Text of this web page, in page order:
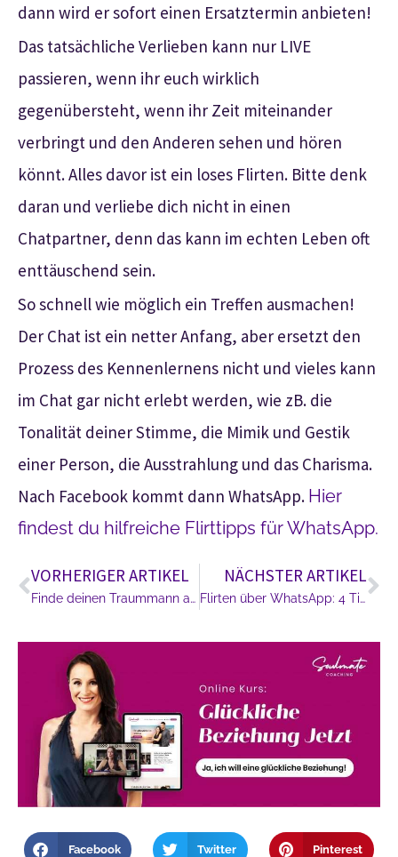
dann wird er sofort einen Ersatztermin anbieten!
Das tatsächliche Verlieben kann nur LIVE
passieren, wenn ihr euch wirklich
gegenübersteht, wenn ihr Zeit miteinander
verbringt und den Anderen sehen und hören
könnt. Alles davor ist ein loses Flirten. Bitte denk
daran und verliebe dich nicht in einen
Chatpartner, denn das kann im echten Leben oft
enttäuschend sein.
So schnell wie möglich ein Treffen ausmachen!
Der Chat ist ein netter Anfang, aber ersetzt den
Prozess des Kennenlernens nicht und vieles kann
im Chat gar nicht erlebt werden, wie zB. die
Tonalität deiner Stimme, die Mimik und Gestik
einer Person, die Ausstrahlung und das Charisma.
Nach Facebook kommt dann WhatsApp. Hier
findest du hilfreiche Flirttipps für WhatsApp.
VORHERIGER ARTIKEL
Finde deinen Traummann auf Tinder!
NÄCHSTER ARTIKEL
Flirten über WhatsApp: 4 Tipps
Facebook Twitter Pinterest